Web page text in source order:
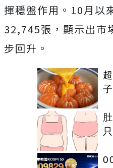
揮穩盤作用。10月以
32,745張，顯示出市
步回升。